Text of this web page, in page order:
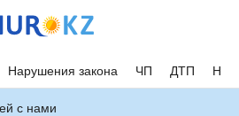
Нарушения закона ЧП ДТП
с нами